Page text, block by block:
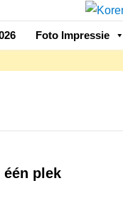
Foto Impressie
plek